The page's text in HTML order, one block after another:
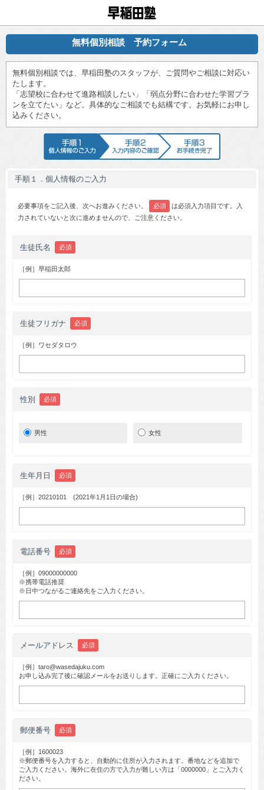
無料個別相談 予約フォーム
無料個別相談では、早稲田塾のスタッフが、ご質問やご相談に対応い
たします。
「志望校に合わせて進路相談したい」「弱点分野に合わせた学習プラ
ンを立てたい」など。具体的なご相談でも結構です。お気軽にお申し
込みください。
手順1 個人情報のご入力手順2 入力内容のご確認
手順１．個人情報のご入力
必要事項をご記入後、次へお進みください。 必須
は必須入力項目です。入
力されていないと次に進めませんので、ご注意ください。
生徒氏名 必須
［例］早稲田太郎
生徒フリガナ 必須
［例］ワセダタロウ
性別 必須
男性 女性
生年月日 必須
［例］20210101 (2021年1月1日の場合)
電話番号 必須
［例］09000000000
※携帯電話推奨
※日中つながるご連絡先をご入力ください。
メールアドレス 必須
［例］taro@wasedajuku.com
お申し込み完了後に確認メールをお送りします。正確にご入力ください。
郵便番号 必須
［例］1600023
※郵便番号を入力すると、自動的に住所が入力されます。番地などを追加で
ご入力ください。海外に在住の方で入力が難しい方は「0000000」とご入力く
ださい。